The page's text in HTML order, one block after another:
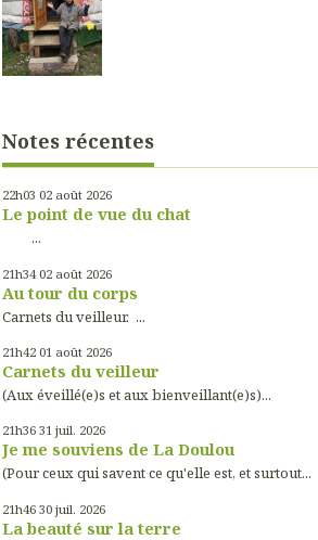
Notes récentes
22h03 02 août 2026
Le point de vue du chat
...
21h34 02 août 2026
Au tour du corps
Carnets du veilleur. ...
21h42 01 août 2026
Carnets du veilleur
(Aux éveillé(e)s et aux bienveillant(e)s)...
21h36 31 juil. 2026
Je me souviens de La Doulou
(Pour ceux qui savent ce qu'elle est, et surtout...
21h46 30 juil. 2026
La beauté sur la terre